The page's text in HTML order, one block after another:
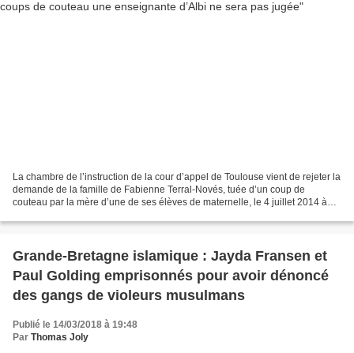
La chambre de l’instruction de la cour d’appel de Toulouse vient de rejeter la
demande de la famille de Fabienne Terral-Novés, tuée d’un coup de
couteau par la mère d’une de ses élèves de maternelle, le 4 juillet 2014 à
Grande-Bretagne islamique : Jayda Fransen et
Paul Golding emprisonnés pour avoir dénoncé
des gangs de violeurs musulmans
Publié le 14/03/2018 à 19:48
Par Thomas Joly